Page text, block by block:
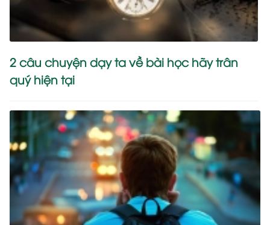
2 câu chuyện dạy ta về bài học hãy trân
quý hiện tại